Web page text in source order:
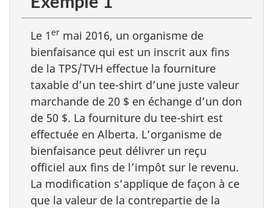
Le 1er mai 2016, un organisme de
bienfaisance qui est un inscrit aux fins
de la TPS/TVH effectue la fourniture
taxable d’un tee-shirt d’une juste valeur
marchande de 20 $ en échange d’un don
de 50 $. La fourniture du tee-shirt est
effectuée en Alberta. L’organisme de
bienfaisance peut délivrer un reçu
officiel aux fins de l’impôt sur le revenu.
La modification s’applique de façon à ce
que la valeur de la contrepartie de la